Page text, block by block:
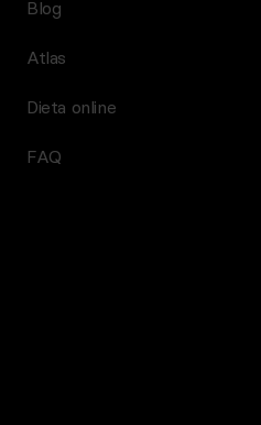
Blog
Atlas
Dieta online
FAQ